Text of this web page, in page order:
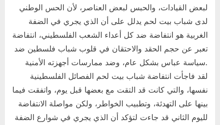
لبعض القيادات، والحبس لبعض العناصر، لأن الحس الوطني
لدى شباب بيت لحم يدلل على أن الذي يجري في الضفة
الغربية هو انتفاضة ضد كل أعداء الشعب الفلسطيني، انتفاضة
تعبر عن حجم الحقد والاحتقان في قلوب شباب فلسطين ضد
سياسة عباس بشكل عام، وضد ممارسات أجهزته الأمنية.
لقد فاجأت انتفاضة شباب بيت لحم الفصائل الفلسطينية
نفسها، والتي كانت قد التقت مع بعضها قبل يوم، واتفقت فيما
بينها على التهدئة، وتطبيب الخواطر، ولكن مواصلة الانتفاضة
لليوم الثاني قد جاءت لتؤكد أن الذي يجري في شوارع الضفة